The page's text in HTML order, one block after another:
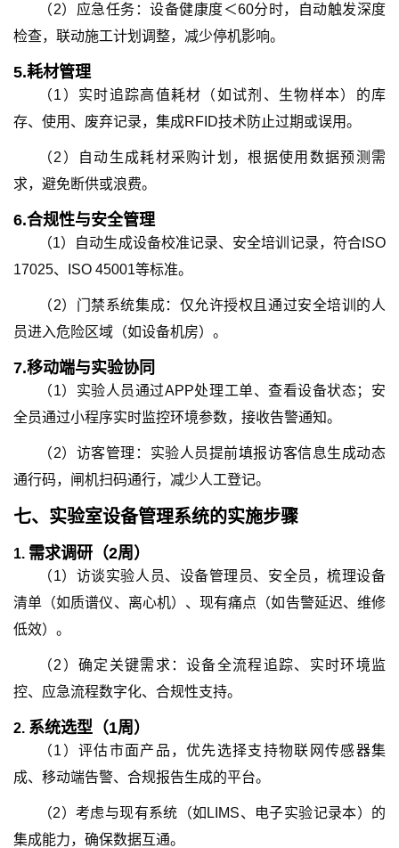
（2）应急任务：设备健康度＜60分时，自动触发深度
检查，联动施工计划调整，减少停机影响。
5.耗材管理
（1）实时追踪高值耗材（如试剂、生物样本）的库
存、使用、废弃记录，集成RFID技术防止过期或误用。
（2）自动生成耗材采购计划，根据使用数据预测需
求，避免断供或浪费。
6.合规性与安全管理
（1）自动生成设备校准记录、安全培训记录，符合ISO
17025、ISO 45001等标准。
（2）门禁系统集成：仅允许授权且通过安全培训的人
员进入危险区域（如设备机房）。
7.移动端与实验协同
（1）实验人员通过APP处理工单、查看设备状态；安
全员通过小程序实时监控环境参数，接收告警通知。
（2）访客管理：实验人员提前填报访客信息生成动态
通行码，闸机扫码通行，减少人工登记。
七、 实验室设备管理系统的实施步骤
1. 需求调研（2周）
（1）访谈实验人员、设备管理员、安全员，梳理设备
清单（如质谱仪、离心机）、现有痛点（如告警延迟、维修
低效）。
（2）确定关键需求：设备全流程追踪、实时环境监
控、应急流程数字化、合规性支持。
2. 系统选型（1周）
（1）评估市面产品，优先选择支持物联网传感器集
成、移动端告警、合规报告生成的平台。
（2）考虑与现有系统（如LIMS、电子实验记录本）的
集成能力，确保数据互通。